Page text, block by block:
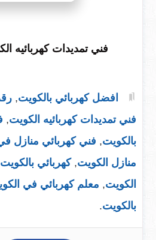
فني تمديدات كهربائيه
افضل كهربائي بالكويت,
فني تمديدات كهربائيه الكويت,
بالكويت, فني كهربائي منازل
منازل الكويت,كهربائي بالكويت
الكويت, معلم كهربائي في
بالكويت.